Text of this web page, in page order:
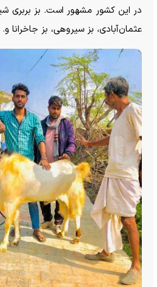
در این کشور مشهور است. بز بربری
عثمان‌آبادی، بز سیروهی، بز جاخرانا و.